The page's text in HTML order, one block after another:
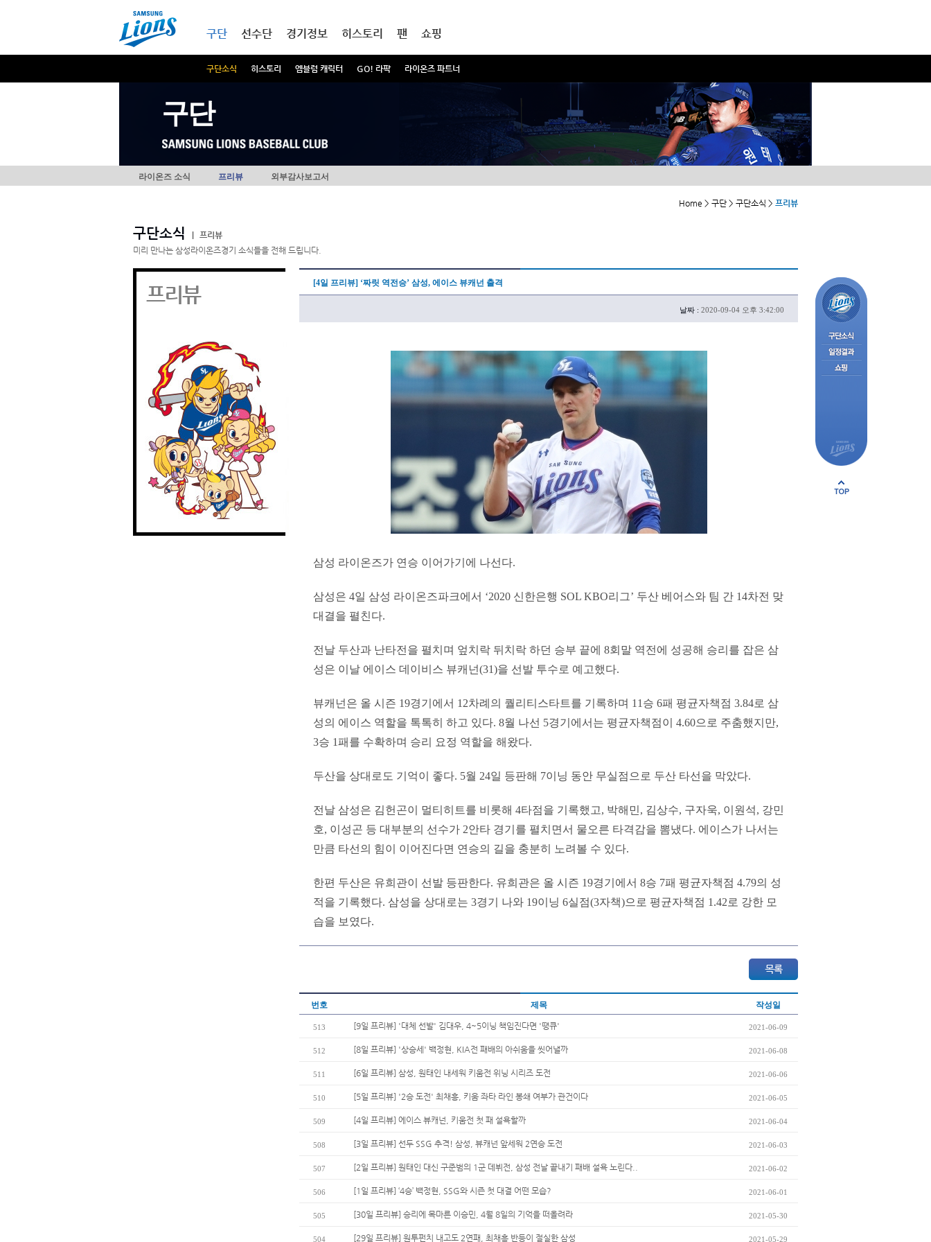
구단
구단소식 히스토리 엠블럼 캐릭터 GO! 라팍 라이온즈 파트너
선수단 경기정보 히스토리 팬 쇼핑
구단
라이온즈 소식 프리뷰 외부감사보고서
Home > 구단 > 구단소식 > 프리뷰
구단소식
프리뷰
미리 만나는 삼성라이온즈경기 소식들을 전해 드립니다.
프리뷰 [4일 프리뷰] ‘짜릿 역전승’ 삼성, 에이스 뷰캐넌 출격
날짜 : 2020-09-04 오후 3:42:00
삼성 라이온즈가 연승 이어가기에 나선다.
삼성은 4일 삼성 라이온즈파크에서 ‘2020 신한은행 SOL KBO리그’ 두산 베어스와 팀 간 14차전 맞
대결을 펼친다.
전날 두산과 난타전을 펼치며 엎치락 뒤치락 하던 승부 끝에 8회말 역전에 성공해 승리를 잡은 삼
성은 이날 에이스 데이비스 뷰캐넌(31)을 선발 투수로 예고했다.
뷰캐넌은 올 시즌 19경기에서 12차례의 퀄리티스타트를 기록하며 11승 6패 평균자책점 3.84로 삼
성의 에이스 역할을 톡톡히 하고 있다. 8월 나선 5경기에서는 평균자책점이 4.60으로 주춤했지만,
3승 1패를 수확하며 승리 요정 역할을 해왔다.
두산을 상대로도 기억이 좋다. 5월 24일 등판해 7이닝 동안 무실점으로 두산 타선을 막았다.
전날 삼성은 김헌곤이 멀티히트를 비롯해 4타점을 기록했고, 박해민, 김상수, 구자욱, 이원석, 강민
호, 이성곤 등 대부분의 선수가 2안타 경기를 펼치면서 물오른 타격감을 뽐냈다. 에이스가 나서는
만큼 타선의 힘이 이어진다면 연승의 길을 충분히 노려볼 수 있다.
한편 두산은 유희관이 선발 등판한다. 유희관은 올 시즌 19경기에서 8승 7패 평균자책점 4.79의 성
적을 기록했다. 삼성을 상대로는 3경기 나와 19이닝 6실점(3자책)으로 평균자책점 1.42로 강한 모
습을 보였다.
번호 제목 작성일
513 [9일 프리뷰] '대체 선발' 김대우, 4~5이닝 책임진다면 '땡큐' 2021-06-09
512 [8일 프리뷰] '상승세' 백정현, KIA전 패배의 아쉬움을 씻어낼까 2021-06-08
511 [6일 프리뷰] 삼성, 원태인 내세워 키움전 위닝 시리즈 도전 2021-06-06
510 [5일 프리뷰] '2승 도전' 최채흥, 키움 좌타 라인 봉쇄 여부가 관건이다 2021-06-05
509 [4일 프리뷰] 에이스 뷰캐넌, 키움전 첫 패 설욕할까 2021-06-04
508 [3일 프리뷰] 선두 SSG 추격! 삼성, 뷰캐넌 앞세워 2연승 도전 2021-06-03
507 [2일 프리뷰] 원태인 대신 구준범의 1군 데뷔전, 삼성 전날 끝내기 패배 설욕 노린다.. 2021-06-02
506 [1일 프리뷰] ‘4승’ 백정현, SSG와 시즌 첫 대결 어떤 모습? 2021-06-01
505 [30일 프리뷰] 승리에 목마른 이승민, 4월 8일의 기억을 떠올려라 2021-05-30
504 [29일 프리뷰] 원투펀치 내고도 2연패, 최채흥 반등이 절실한 삼성 2021-05-29